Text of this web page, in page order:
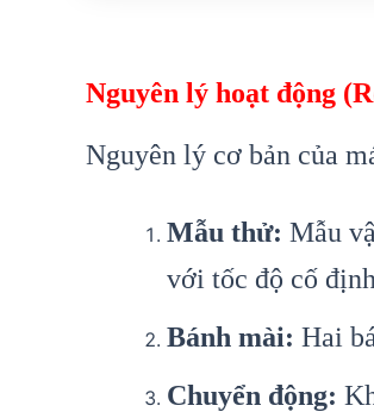
Nguyên lý hoạt động
Nguyên lý cơ bản của
Mẫu thử: Mẫu
với tốc độ cố
Bánh mài: Hai
Chuyển động: